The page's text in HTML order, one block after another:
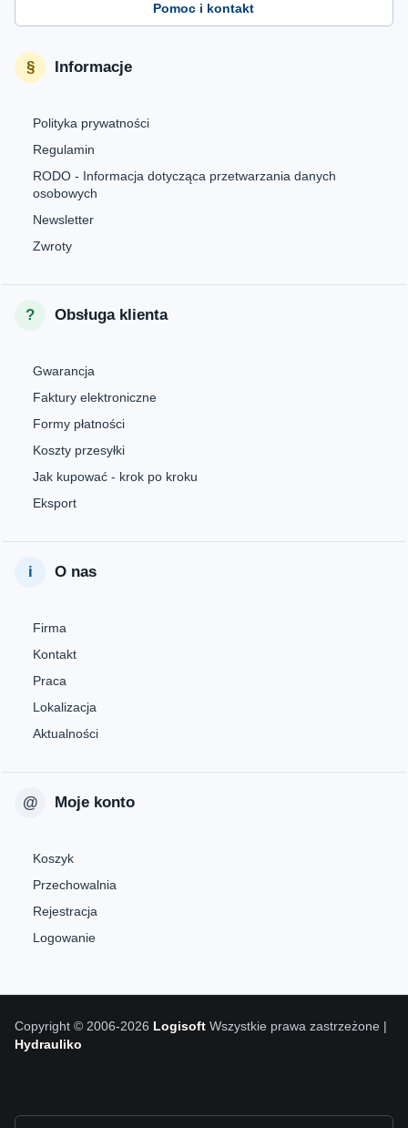
Pomoc i kontakt
Informacje
Polityka prywatności
Regulamin
RODO - Informacja dotycząca przetwarzania danych
osobowych
Newsletter
Zwroty
Obsługa klienta
Gwarancja
Faktury elektroniczne
Formy płatności
Koszty przesyłki
Jak kupować - krok po kroku
Eksport
O nas
Firma
Kontakt
Praca
Lokalizacja
Aktualności
Moje konto
Koszyk
Przechowalnia
Rejestracja
Logowanie
Copyright © 2006-2026 Logisoft Wszystkie prawa zastrzeżone |
Hydrauliko